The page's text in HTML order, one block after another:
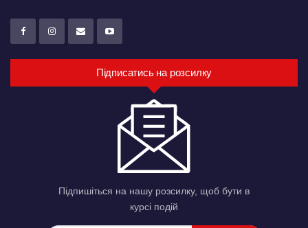
Підписатись на розсилку
Підпишіться на нашу розсилку, щоб бути в
курсі подій